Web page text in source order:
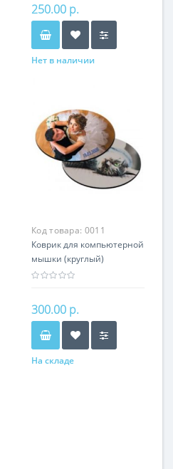
250.00 р.
Нет в наличии
Код товара: 0011
Коврик для компьютерной
мышки (круглый)
300.00 р.
На складе